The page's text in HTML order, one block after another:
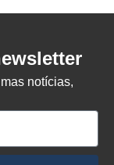
notícias,